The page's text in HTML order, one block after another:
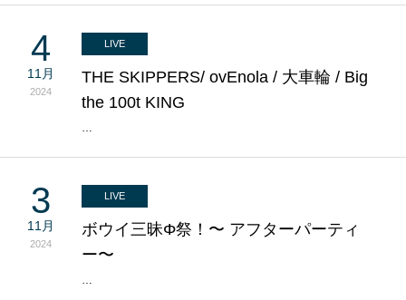
4
11月
2024
LIVE
THE SKIPPERS/ ovEnola / 大車輪 / Big
the 100t KING
…
3
11月
2024
LIVE
ボウイ三昧Φ祭！〜 アフターパーティ
ー〜
…